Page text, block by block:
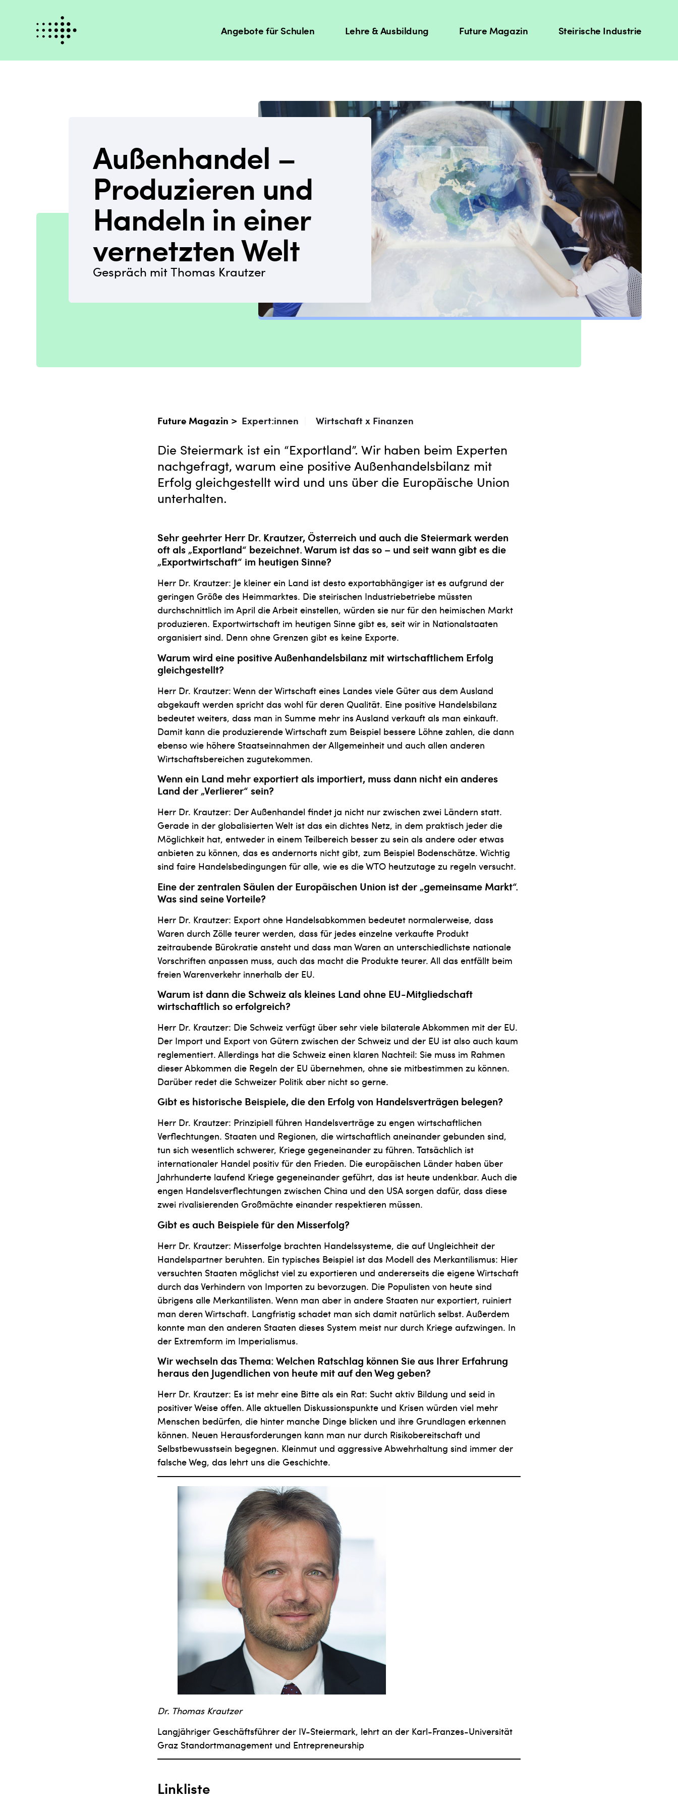
Angebote für Schulen Lehre & Ausbildung Future Magazin Steirische Industrie
Außenhandel –
Produzieren und
Handeln in einer
vernetzten Welt
Gespräch mit Thomas Krautzer
Future Magazin > Expert:innen Wirtschaft x Finanzen
Die Steiermark ist ein “Exportland”. Wir haben beim Experten
nachgefragt, warum eine positive Außenhandelsbilanz mit
Erfolg gleichgestellt wird und uns über die Europäische Union
unterhalten.
Sehr geehrter Herr Dr. Krautzer, Österreich und auch die Steiermark werden
oft als „Exportland“ bezeichnet. Warum ist das so – und seit wann gibt es die
„Exportwirtschaft“ im heutigen Sinne?
Herr Dr. Krautzer: Je kleiner ein Land ist desto exportabhängiger ist es aufgrund der
geringen Größe des Heimmarktes. Die steirischen Industriebetriebe müssten
durchschnittlich im April die Arbeit einstellen, würden sie nur für den heimischen Markt
produzieren. Exportwirtschaft im heutigen Sinne gibt es, seit wir in Nationalstaaten
organisiert sind. Denn ohne Grenzen gibt es keine Exporte.
Warum wird eine positive Außenhandelsbilanz mit wirtschaftlichem Erfolg
gleichgestellt?
Herr Dr. Krautzer: Wenn der Wirtschaft eines Landes viele Güter aus dem Ausland
abgekauft werden spricht das wohl für deren Qualität. Eine positive Handelsbilanz
bedeutet weiters, dass man in Summe mehr ins Ausland verkauft als man einkauft.
Damit kann die produzierende Wirtschaft zum Beispiel bessere Löhne zahlen, die dann
ebenso wie höhere Staatseinnahmen der Allgemeinheit und auch allen anderen
Wirtschaftsbereichen zugutekommen.
Wenn ein Land mehr exportiert als importiert, muss dann nicht ein anderes
Land der „Verlierer“ sein?
Herr Dr. Krautzer: Der Außenhandel findet ja nicht nur zwischen zwei Ländern statt.
Gerade in der globalisierten Welt ist das ein dichtes Netz, in dem praktisch jeder die
Möglichkeit hat, entweder in einem Teilbereich besser zu sein als andere oder etwas
anbieten zu können, das es andernorts nicht gibt, zum Beispiel Bodenschätze. Wichtig
sind faire Handelsbedingungen für alle, wie es die WTO heutzutage zu regeln versucht.
Eine der zentralen Säulen der Europäischen Union ist der „gemeinsame Markt“.
Was sind seine Vorteile?
Herr Dr. Krautzer: Export ohne Handelsabkommen bedeutet normalerweise, dass
Waren durch Zölle teurer werden, dass für jedes einzelne verkaufte Produkt
zeitraubende Bürokratie ansteht und dass man Waren an unterschiedlichste nationale
Vorschriften anpassen muss, auch das macht die Produkte teurer. All das entfällt beim
freien Warenverkehr innerhalb der EU.
Warum ist dann die Schweiz als kleines Land ohne EU-Mitgliedschaft
wirtschaftlich so erfolgreich?
Herr Dr. Krautzer: Die Schweiz verfügt über sehr viele bilaterale Abkommen mit der EU.
Der Import und Export von Gütern zwischen der Schweiz und der EU ist also auch kaum
reglementiert. Allerdings hat die Schweiz einen klaren Nachteil: Sie muss im Rahmen
dieser Abkommen die Regeln der EU übernehmen, ohne sie mitbestimmen zu können.
Darüber redet die Schweizer Politik aber nicht so gerne.
Gibt es historische Beispiele, die den Erfolg von Handelsverträgen belegen?
Herr Dr. Krautzer: Prinzipiell führen Handelsverträge zu engen wirtschaftlichen
Verflechtungen. Staaten und Regionen, die wirtschaftlich aneinander gebunden sind,
tun sich wesentlich schwerer, Kriege gegeneinander zu führen. Tatsächlich ist
internationaler Handel positiv für den Frieden. Die europäischen Länder haben über
Jahrhunderte laufend Kriege gegeneinander geführt, das ist heute undenkbar. Auch die
engen Handelsverflechtungen zwischen China und den USA sorgen dafür, dass diese
zwei rivalisierenden Großmächte einander respektieren müssen.
Gibt es auch Beispiele für den Misserfolg?
Herr Dr. Krautzer: Misserfolge brachten Handelssysteme, die auf Ungleichheit der
Handelspartner beruhten. Ein typisches Beispiel ist das Modell des Merkantilismus: Hier
versuchten Staaten möglichst viel zu exportieren und andererseits die eigene Wirtschaft
durch das Verhindern von Importen zu bevorzugen. Die Populisten von heute sind
übrigens alle Merkantilisten. Wenn man aber in andere Staaten nur exportiert, ruiniert
man deren Wirtschaft. Langfristig schadet man sich damit natürlich selbst. Außerdem
konnte man den anderen Staaten dieses System meist nur durch Kriege aufzwingen. In
der Extremform im Imperialismus.
Wir wechseln das Thema: Welchen Ratschlag können Sie aus Ihrer Erfahrung
heraus den Jugendlichen von heute mit auf den Weg geben?
Herr Dr. Krautzer: Es ist mehr eine Bitte als ein Rat: Sucht aktiv Bildung und seid in
positiver Weise offen. Alle aktuellen Diskussionspunkte und Krisen würden viel mehr
Menschen bedürfen, die hinter manche Dinge blicken und ihre Grundlagen erkennen
können. Neuen Herausforderungen kann man nur durch Risikobereitschaft und
Selbstbewusstsein begegnen. Kleinmut und aggressive Abwehrhaltung sind immer der
falsche Weg, das lehrt uns die Geschichte.
Dr. Thomas Krautzer
Langjähriger Geschäftsführer der IV-Steiermark, lehrt an der Karl-Franzes-Universität
Graz Standortmanagement und Entrepreneurship
Linkliste